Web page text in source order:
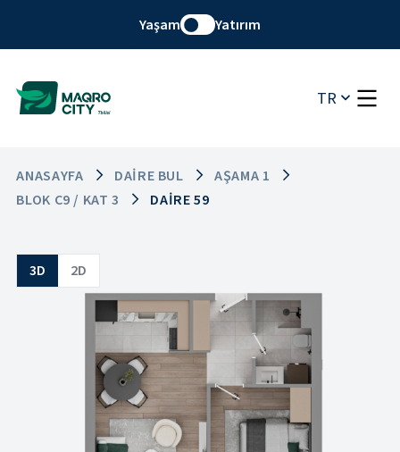
Yaşam Yatırım
TR
ANASAYFA DAIRE BUL
AŞAMA 1
BLOK C9 / KAT 3
DAIRE 59
3D 2D